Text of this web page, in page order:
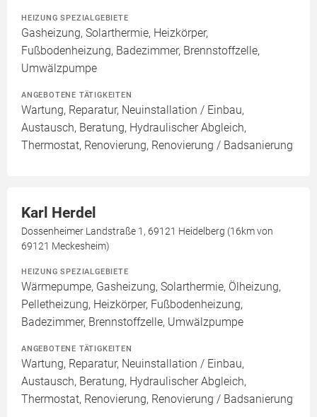
HEIZUNG SPEZIALGEBIETE
Gasheizung, Solarthermie, Heizkörper,
Fußbodenheizung, Badezimmer, Brennstoffzelle,
Umwälzpumpe
ANGEBOTENE TÄTIGKEITEN
Wartung, Reparatur, Neuinstallation / Einbau,
Austausch, Beratung, Hydraulischer Abgleich,
Thermostat, Renovierung, Renovierung / Badsanierung
Karl Herdel
Dossenheimer Landstraße 1, 69121 Heidelberg (16km von
69121 Meckesheim)
HEIZUNG SPEZIALGEBIETE
Wärmepumpe, Gasheizung, Solarthermie, Ölheizung,
Pelletheizung, Heizkörper, Fußbodenheizung,
Badezimmer, Brennstoffzelle, Umwälzpumpe
ANGEBOTENE TÄTIGKEITEN
Wartung, Reparatur, Neuinstallation / Einbau,
Austausch, Beratung, Hydraulischer Abgleich,
Thermostat, Renovierung, Renovierung / Badsanierung